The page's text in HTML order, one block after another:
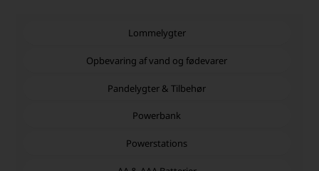
Lommelygter
Opbevaring af vand og fødevarer
Pandelygter & Tilbehør
Powerbank
Powerstations